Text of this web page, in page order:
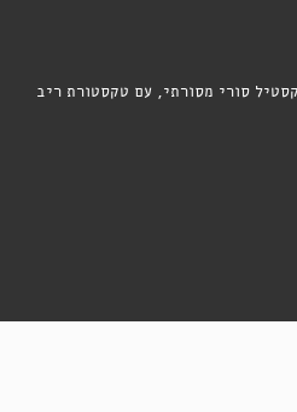
סורי מסורתי, עם טקסטורת ריב